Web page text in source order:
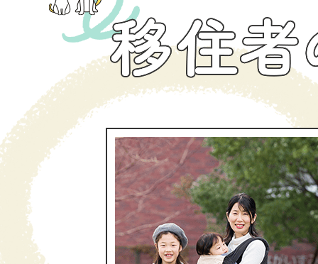
住
の
声